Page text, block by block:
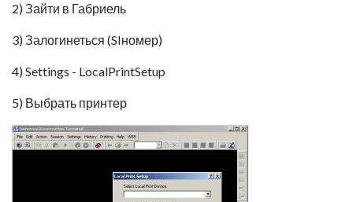
2) Зайти в Габриель
3) Залогинеться (SIномер)
4) Settings - LocalPrintSetup
5) Выбрать принтер